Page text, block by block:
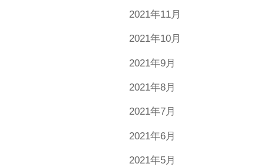
2021年11月
2021年10月
2021年9月
2021年8月
2021年7月
2021年6月
2021年5月